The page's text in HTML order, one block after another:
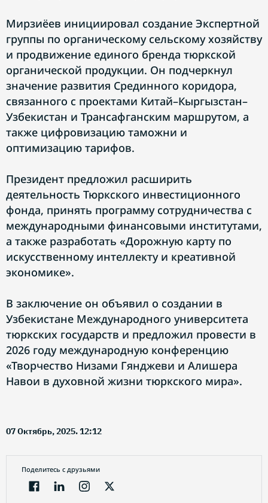
Мирзиёев инициировал создание Экспертной
группы по органическому сельскому хозяйству
и продвижение единого бренда тюркской
органической продукции. Он подчеркнул
значение развития Срединного коридора,
связанного с проектами Китай–Кыргызстан–
Узбекистан и Трансафганским маршрутом, а
также цифровизацию таможни и
оптимизацию тарифов.
Президент предложил расширить
деятельность Тюркского инвестиционного
фонда, принять программу сотрудничества с
международными финансовыми институтами,
а также разработать «Дорожную карту по
искусственному интеллекту и креативной
экономике».
В заключение он объявил о создании в
Узбекистане Международного университета
тюркских государств и предложил провести в
2026 году международную конференцию
«Творчество Низами Гянджеви и Алишера
Навои в духовной жизни тюркского мира».
07 Октябрь, 2025. 12:12
Поделитесь с друзьями